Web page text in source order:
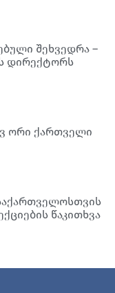
შეხვედრა –
დირექტორს
ორი ქართველი
წაკითხვა